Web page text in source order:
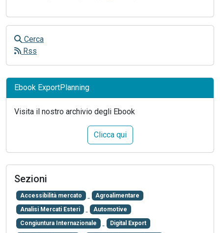
Cerca
Rss
Ebook ExportPlanning
Visita il nostro archivio degli Ebook
Clicca qui
Sezioni
Accessibilità mercato Agroalimentare
Analisi Mercati Esteri Automotive
Congiuntura Internazionale Digital Export